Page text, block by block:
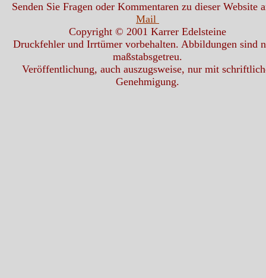
Senden Sie Fragen oder Kommentaren zu dieser Website
Mail
Copyright © 2001 Karrer Edelsteine
Druckfehler und Irrtümer vorbehalten. Abbildungen sind
maßstabsgetreu.
Veröffentlichung, auch auszugsweise, nur mit
Genehmigung.